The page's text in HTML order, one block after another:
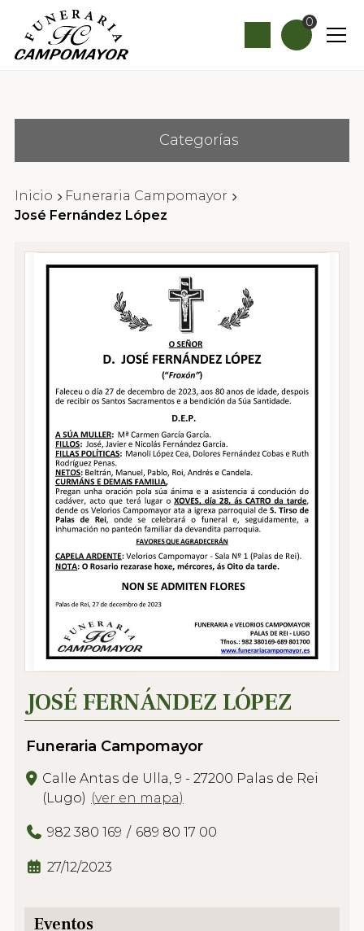
0
Categorías
Inicio
Funeraria Campomayor
José Fernández López
JOSÉ FERNÁNDEZ LÓPEZ
Funeraria Campomayor
Calle Antas de Ulla, 9 - 27200 Palas de Rei
(Lugo) (ver en mapa)
982 380 169 689 80 17 00
27/12/2023
Eventos